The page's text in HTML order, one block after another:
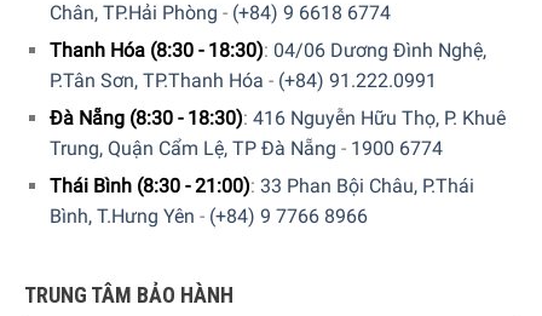
Chân, TP.Hải Phòng - (+84) 9 6618 6774
Thanh Hóa (8:30 - 18:30): 04/06 Dương Đình Nghệ,
P.Tân Sơn, TP.Thanh Hóa - (+84) 91.222.0991
Đà Nẵng (8:30 - 18:30): 416 Nguyễn Hữu Thọ, P. Khuê
Trung, Quận Cẩm Lệ, TP Đà Nẵng - 1900 6774
Thái Bình (8:30 - 21:00): 33 Phan Bội Châu, P.Thái
Bình, T.Hưng Yên - (+84) 9 7766 8966
TRUNG TÂM BẢO HÀNH